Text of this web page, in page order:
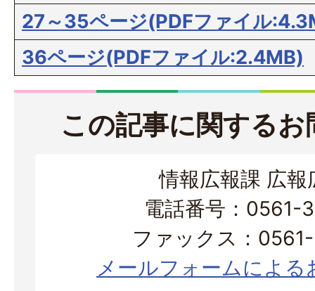
27～35ページ(PDFファイル
36ページ(PDFファイル:2.4MB)
この記事に関する
情報広報課 広報
電話番号：0561-
ファックス：
メールフォームによる